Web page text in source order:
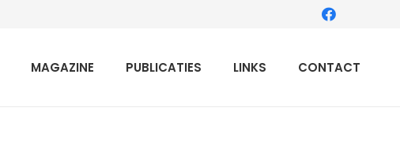
MAGAZINE PUBLICATIES LINKS CONTACT